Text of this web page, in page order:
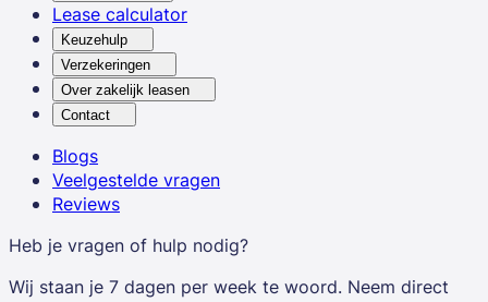
Lease calculator
Keuzehulp
Verzekeringen
Over zakelijk leasen
Contact
Blogs
Veelgestelde vragen
Reviews
Heb je vragen of hulp nodig?
Wij staan je 7 dagen per week te woord. Neem direct